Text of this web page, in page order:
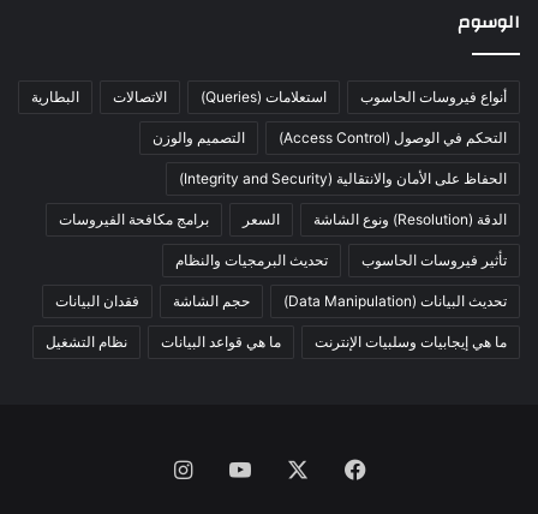
الوسوم
أنواع فيروسات الحاسوب استعلامات (Queries) الاتصالات البطارية
التحكم في الوصول (Access Control) التصميم والوزن
الحفاظ على الأمان والانتقالية (Integrity and Security)
الدقة (Resolution) ونوع الشاشة السعر برامج مكافحة الفيروسات
تأثير فيروسات الحاسوب تحديث البرمجيات والنظام
تحديث البيانات (Data Manipulation) حجم الشاشة فقدان البيانات
ما هي إيجابيات وسلبيات الإنترنت ما هي قواعد البيانات نظام التشغيل
فيسبوك يوتيوبانستقرام